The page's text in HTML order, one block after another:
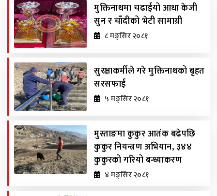
मुक्तिनाथमा चढाईयो आधा केजी
सुन र चाँदीको भेटी सामाग्री
८ मङ्सिर २०८१
सुरक्षाकर्मीले गरे मुक्तिनाथको बृहत
सरसफाई
५ मङ्सिर २०८१
मुस्ताङमा कुकुर आतंक बढेपछि
कुकुर नियन्त्रण अभियान, ३४४
कुकुरको गरियो बन्ध्याकरण
४ मङ्सिर २०८१